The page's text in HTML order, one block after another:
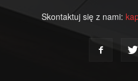
Skontaktuj się z nami: